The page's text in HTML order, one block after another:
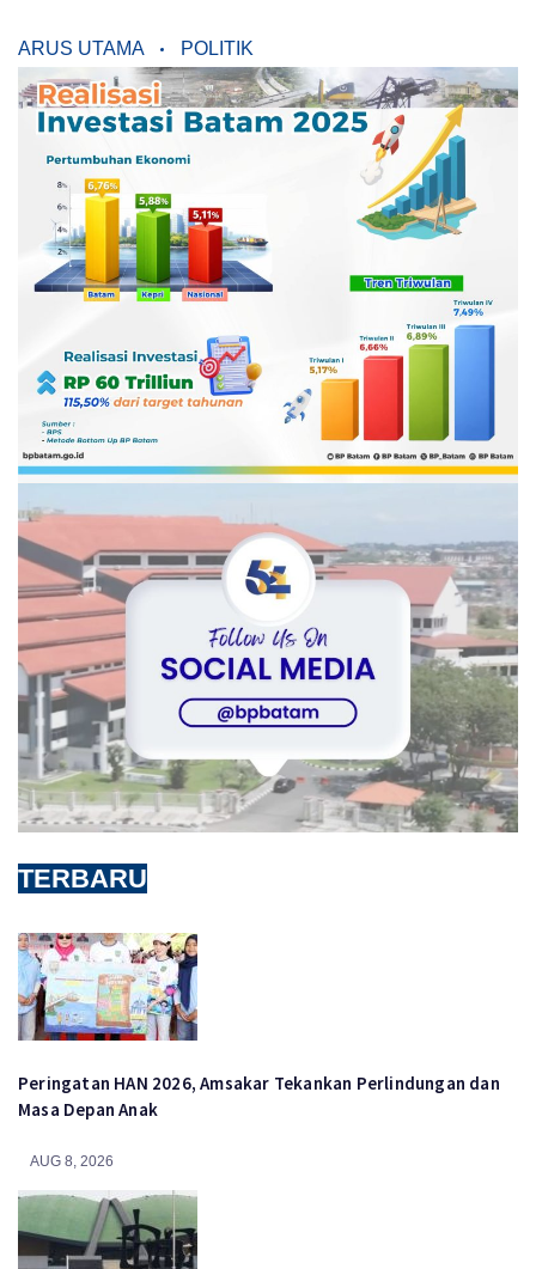
ARUS UTAMA POLITIK
TERBARU
Peringatan HAN 2026, Amsakar Tekankan Perlindungan dan
Masa Depan Anak
AUG 8, 2026